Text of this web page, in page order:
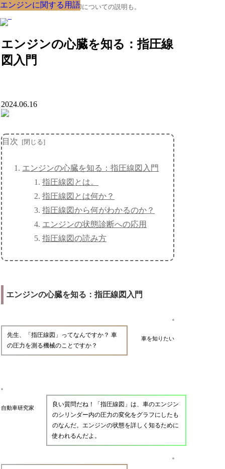
クルマの大辞典、購入･売却についての説明も。
エンジンの心臓を知る：指圧線
図入門
エンジンに関する用語
2024.06.16
目次
エンジンの心臓を知る：指圧線図入門
指圧線図とは。
指圧線図とは何か？
指圧線図から何がわかるのか？
エンジンの状態診断への応用
指圧線図の読み方
エンジンの心臓を知る：指圧線図入門
車を知りたい
先生、「指圧線図」ってなんですか？ 車
の圧力を測る機械のことですか？
自動車研究家
良い質問だね！「指圧線図」は、車のエンジン
のシリンダー内の圧力の変化をグラフにしたも
のなんだ。エンジンの状態を詳しく知るために
使われるんだよ。
エンジンに関する用語
エンジンに関する用語
エンジンに関する用語
エンジンに関する用語
エンジンに関する用語
エンジンに関する用語
エンジンに関する用語
エンジンに関する用語